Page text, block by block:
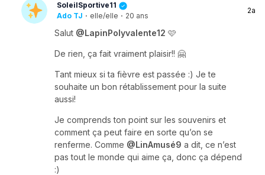
SoleilSportive11
Ado TJ · elle/elle · 20 ans
2a
Salut @LapinPolyvalente12 🩷
De rien, ça fait vraiment plaisir!! 🤗
Tant mieux si ta fièvre est passée :) Je te
souhaite un bon rétablissement pour la suite
aussi!
Je comprends ton point sur les souvenirs et
comment ça peut faire en sorte qu’on se
renferme. Comme @LinAmusé9 a dit, ce n’est
pas tout le monde qui aime ça, donc ça dépend
:)